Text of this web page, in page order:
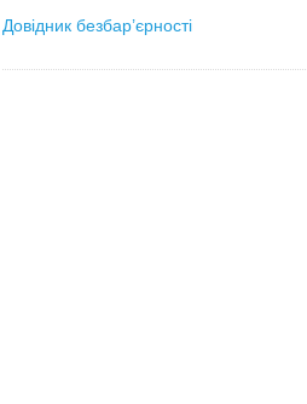
Довідник безбар’єрності